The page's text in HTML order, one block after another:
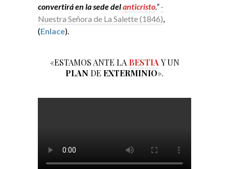
convertirá en la sede delanticristo.” -
Nuestra Señora de La Salette (1846),
(Enlace).
«ESTAMOS ANTE LA BESTIA Y UN
PLAN DE EXTERMINIO».